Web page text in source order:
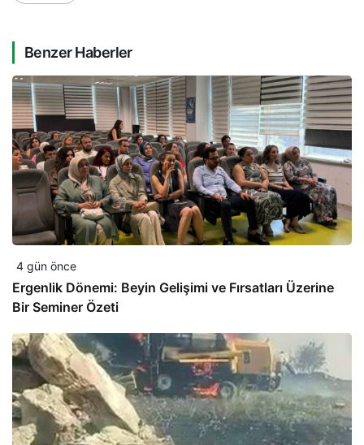
Benzer Haberler
4 gün önce
Ergenlik Dönemi: Beyin Gelişimi ve Fırsatları Üzerine
Bir Seminer Özeti